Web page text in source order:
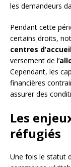
les demandeurs
Pendant cette
certains droits,
centres
versement de l’
Cependant, les
financières
assurer des
Les
réfugiés
Une fois le statut